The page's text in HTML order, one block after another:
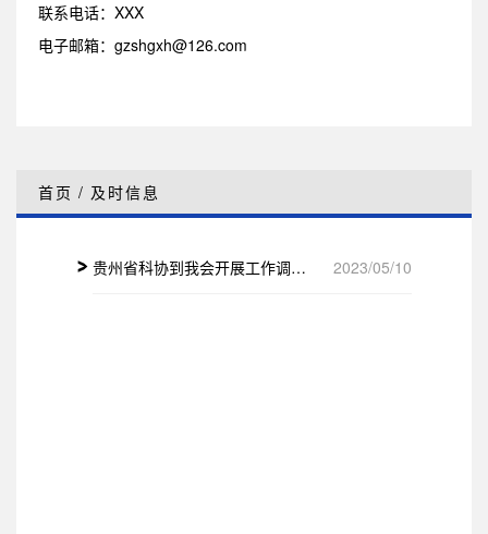
联系电话：XXX
电子邮箱：gzshgxh@126.com
首页 / 及时信息
贵州省科协到我会开展工作调研及授牌颁奖 2023/05/10